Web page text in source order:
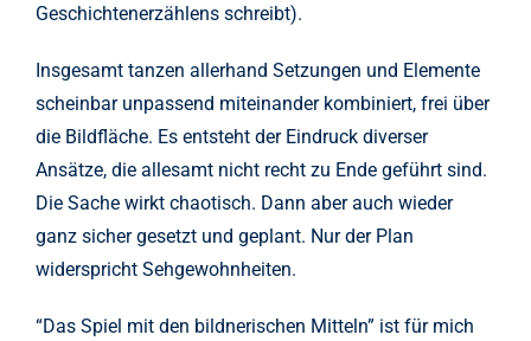
Geschichtenerzählens schreibt).
Insgesamt tanzen allerhand Setzungen und Elemente
scheinbar unpassend miteinander kombiniert, frei über
die Bildfläche. Es entsteht der Eindruck diverser
Ansätze, die allesamt nicht recht zu Ende geführt sind.
Die Sache wirkt chaotisch. Dann aber auch wieder
ganz sicher gesetzt und geplant. Nur der Plan
widerspricht Sehgewohnheiten.
“Das Spiel mit den bildnerischen Mitteln” ist für mich